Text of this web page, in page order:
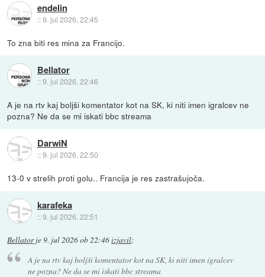
endelin
::9. jul 2026, 22:45
To zna biti res mina za Francijo.
Bellator
::9. jul 2026, 22:46
A je na rtv kaj boljši komentator kot na SK, ki niti imen igralcev ne
pozna? Ne da se mi iskati bbc streama
DarwiN
::9. jul 2026, 22:50
13-0 v strelih proti golu.. Francija je res zastrašujoča.
karafeka
::9. jul 2026, 22:51
Bellatorje9. jul 2026 ob 22:46izjavil:
A je na rtv kaj boljši komentator kot na SK, ki niti imen igralcev
ne pozna? Ne da se mi iskati bbc streama